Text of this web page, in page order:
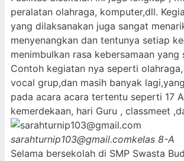
peralatan olahraga, komputer,dll.
yang dilaksanakan juga sangat
menyenangkan dan tentunya setiap
menimbulkan rasa kebersamaan yang
Contoh kegiatan nya seperti
vocal grup,dan masih banyak
pada acara acara tertentu seperti 17
kemerdekaan, hari Guru , classmeet
sarahturnip103@gmail.comkelas 8-A
Selama bersekolah di SMP Swasta